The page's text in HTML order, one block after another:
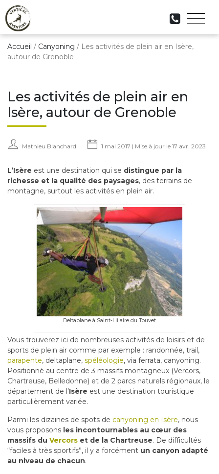
Accueil / Canyoning / Les activités de plein air en Isère,
autour de Grenoble
Les activités de plein air en
Isère, autour de Grenoble
Mathieu Blanchard 1 mai 2017 | Mise à jour le 17 avr. 2023
L’Isère est une destination qui se distingue par la
richesse et la qualité des paysages, des terrains de
montagne, surtout les activités en plein air.
Deltaplane à Saint-Hilaire du Touvet
Vous trouverez ici de nombreuses activités de loisirs et de
sports de plein air comme par exemple : randonnée, trail,
parapente, deltaplane, spéléologie, via ferrata, canyoning.
Positionné au centre de 3 massifs montagneux (Vercors,
Chartreuse, Belledonne) et de 2 parcs naturels régionaux, le
département de l’Isère est une destination touristique
particulièrement variée.
Parmi les dizaines de spots de canyoning en Isère, nous
vous proposons les incontournables au cœur des
massifs du Vercors et de la Chartreuse. De difficultés
“faciles à très sportifs”, il y a forcément un canyon adapté
au niveau de chacun.